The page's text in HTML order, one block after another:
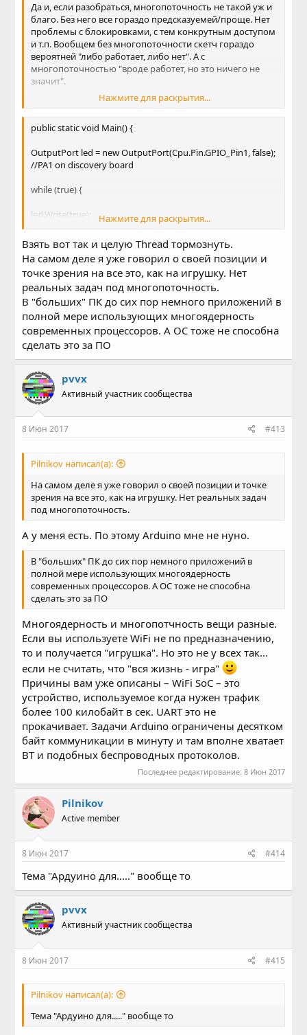
Да и, если разобраться, многопоточность не такой уж и
благо. Без него все гораздо предсказуемей/проще. Нет
проблемы с блокировками, с тем конкрутным доступом
и т.п. Вообщем без многопоточности скетч гораздо
вероятней "либо работает, либо нет". А с
многопоточностью "вроде работет, но это ничего не
значит".
По памяти тоже: никогда не знаете сколько у вас ее
времени это займет).
Нажмите для раскрытия...
public static void Main() {
OutputPort led = new OutputPort(Cpu.Pin.GPIO_Pin1, false);
//PA1 on discovery board
while (true) {
led.Write(true);
led.Write(false);
Thread.Sleep(500); }
}
тут же сразу и многопоточность в чистом виде,
поддерживаема кортексом на уровне ядра..
Нажмите для раскрытия...
Взять вот так и целую Thread тормознуть.
На самом деле я уже говорил о своей позиции и
точке зрения на все это, как на игрушку. Нет
реальных задач под многопоточность.
В "больших" ПК до сих пор немного приложений в
полной мере использующих многоядерность
современных процессоров. А ОС тоже не способна
сделать это за ПО
pvvx
Активный участник сообщества
8 Июн 2017 #413
Pilnikov написал(а):
На самом деле я уже говорил о своей позиции и точке
зрения на все это, как на игрушку. Нет реальных задач
под многопоточность.
А у меня есть. По этому Arduino мне не нуно.
В "больших" ПК до сих пор немного приложений в
полной мере использующих многоядерность
современных процессоров. А ОС тоже не способна
сделать это за ПО
Многоядерность и многопотчность вещи разные.
Если вы используете WiFi не по предназначению,
то и получается "игрушка". Но это не у всех так...
если не считать, что "вся жизнь - игра"
Причины вам уже описаны – WiFi SoC – это
устройство, используемое когда нужен трафик
более 100 килобайт в сек. UART это не
прокачивает. Задачи Arduino ограничены десятком
байт коммуникации в минуту и там вполне хватает
BT и подобных беспроводных протоколов.
Последнее редактирование: 8 Июн 2017
Pilnikov
Active member
8 Июн 2017 #414
Тема "Ардуино для....." вообще то
pvvx
Активный участник сообщества
8 Июн 2017 #415
Pilnikov написал(а):
Тема "Ардуино для....." вообще то